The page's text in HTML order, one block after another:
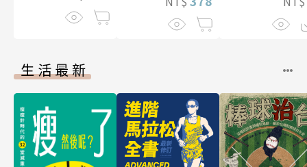
生活最新